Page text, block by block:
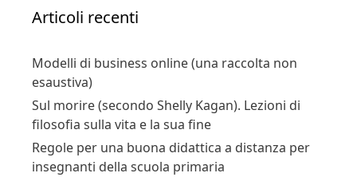
Articoli recenti
Modelli di business online (una raccolta non
esaustiva)
Sul morire (secondo Shelly Kagan). Lezioni di
filosofia sulla vita e la sua fine
Regole per una buona didattica a distanza per
insegnanti della scuola primaria